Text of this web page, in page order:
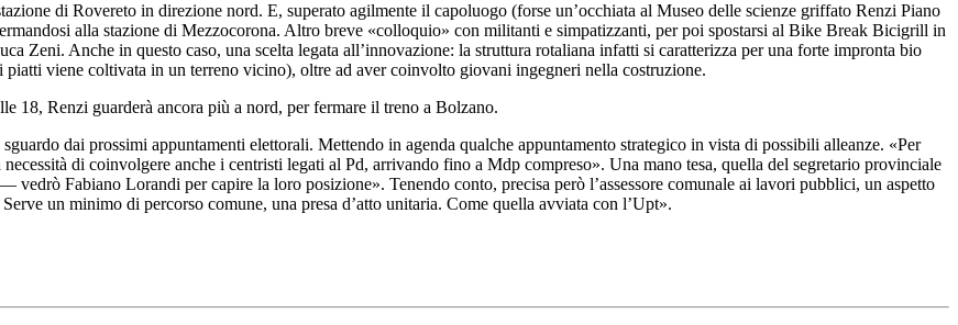
di Rovereto in direzione nord. E, superato agilmente il capoluogo (forse un’occhiata al Museo delle scienze griffato Renzi Piano
alla stazione di Mezzocorona. Altro breve «colloquio» con militanti e simpatizzanti, per poi spostarsi al Bike Break Bicigrill in
Zeni. Anche in questo caso, una scelta legata all’innovazione: la struttura rotaliana infatti si caratterizza per una forte impronta bio
viene coltivata in un terreno vicino), oltre ad aver coinvolto giovani ingegneri nella costruzione.
18, Renzi guarderà ancora più a nord, per fermare il treno a Bolzano.
dai prossimi appuntamenti elettorali. Mettendo in agenda qualche appuntamento strategico in vista di possibili alleanze. «Per
di coinvolgere anche i centristi legati al Pd, arrivando fino a Mdp compreso». Una mano tesa, quella del segretario provinciale
Fabiano Lorandi per capire la loro posizione». Tenendo conto, precisa però l’assessore comunale ai lavori pubblici, un aspetto
un minimo di percorso comune, una presa d’atto unitaria. Come quella avviata con l’Upt».